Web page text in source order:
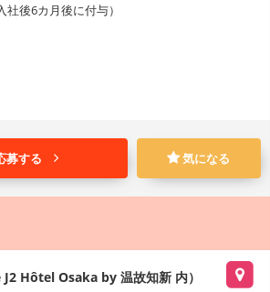
後6カ月後に付与）
募する 気になる
Hôtel Osaka by 温故知新 内）